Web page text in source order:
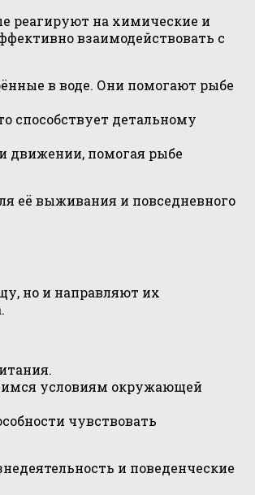
реагируют на химические и
взаимодействовать с
в воде. Они помогают рыбе
способствует детальному
движении, помогая рыбе
её выживания и повседневного
но и направляют их
условиям окружающей
чувствовать
и поведенческие